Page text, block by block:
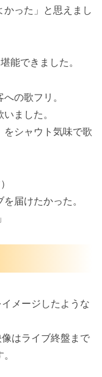
かった」と思えまし
能できました。
の歌フリ。
ました。
をシャウト気味で歌
届けたかった。
メージしたような
はライブ終盤まで